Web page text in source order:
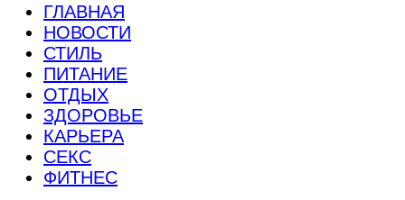
ГЛАВНАЯ
НОВОСТИ
СТИЛЬ
ПИТАНИЕ
ОТДЫХ
ЗДОРОВЬЕ
КАРЬЕРА
СЕКС
ФИТНЕС